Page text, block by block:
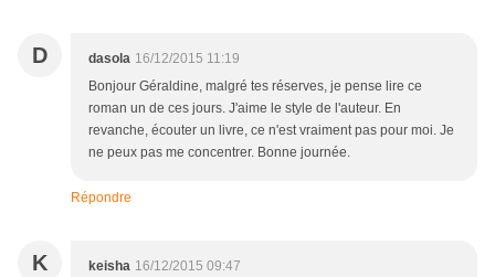
D dasola 16/12/2015 11:19
Bonjour Géraldine, malgré tes réserves, je pense lire ce
roman un de ces jours. J'aime le style de l'auteur. En
revanche, écouter un livre, ce n'est vraiment pas pour moi. Je
ne peux pas me concentrer. Bonne journée.
Répondre
K keisha 16/12/2015 09:47